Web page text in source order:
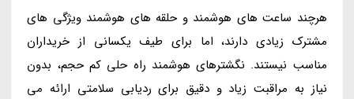
هرچند ساعت های هوشمند و حلقه های هوشمند ویژگی های
مشترک زیادی دارند، اما برای طیف یکسانی از خریداران
مناسب نیستند. نگشترهای هوشمند راه حلی کم حجم، بدون
نیاز به مراقبت زیاد و دقیق برای ردیابی سلامتی ارائه می